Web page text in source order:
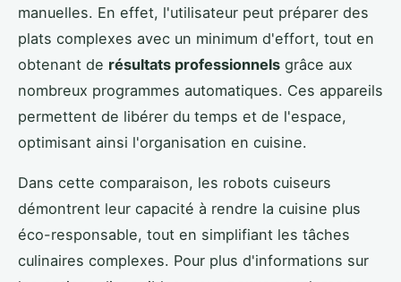
manuelles. En effet, l'utilisateur peut préparer des
plats complexes avec un minimum d'effort, tout en
obtenant de résultats professionnels grâce aux
nombreux programmes automatiques. Ces appareils
permettent de libérer du temps et de l'espace,
optimisant ainsi l'organisation en cuisine.
Dans cette comparaison, les robots cuiseurs
démontrent leur capacité à rendre la cuisine plus
éco-responsable, tout en simplifiant les tâches
culinaires complexes. Pour plus d'informations sur